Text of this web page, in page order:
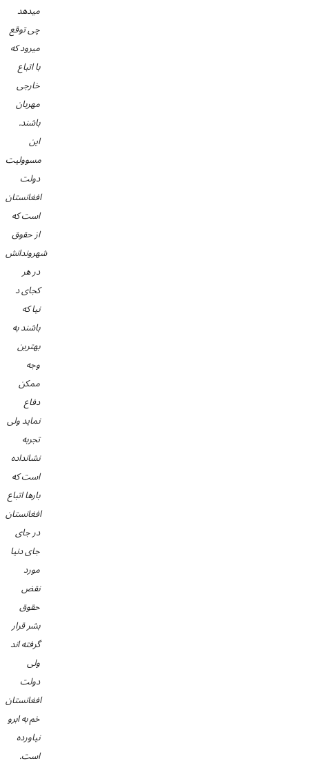
میدهد
چی توقع
میرود که
با اتباع
خارجی
مهربان
باشند.
این
مسوولیت
دولت
افغانستان
است که
از حقوق
شهروندانش
در هر
کجای د
نیا که
باشند به
بهترین
وجه
ممکن
دفاع
نماید ولی
تجربه
نشانداده
است که
بارها اتباع
افغانستان
در جای
جای دنیا
مورد
نقض
حقوق
بشر قرار
گرفته اند
ولی
دولت
افغانستان
خم به ابرو
نیاورده
است.